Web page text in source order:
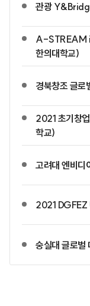
관광
A-STREAM
한의대학교)
경북창조 글로
2021 초기창
학교)
고려대 엔비디
2021
숭실대 글로벌